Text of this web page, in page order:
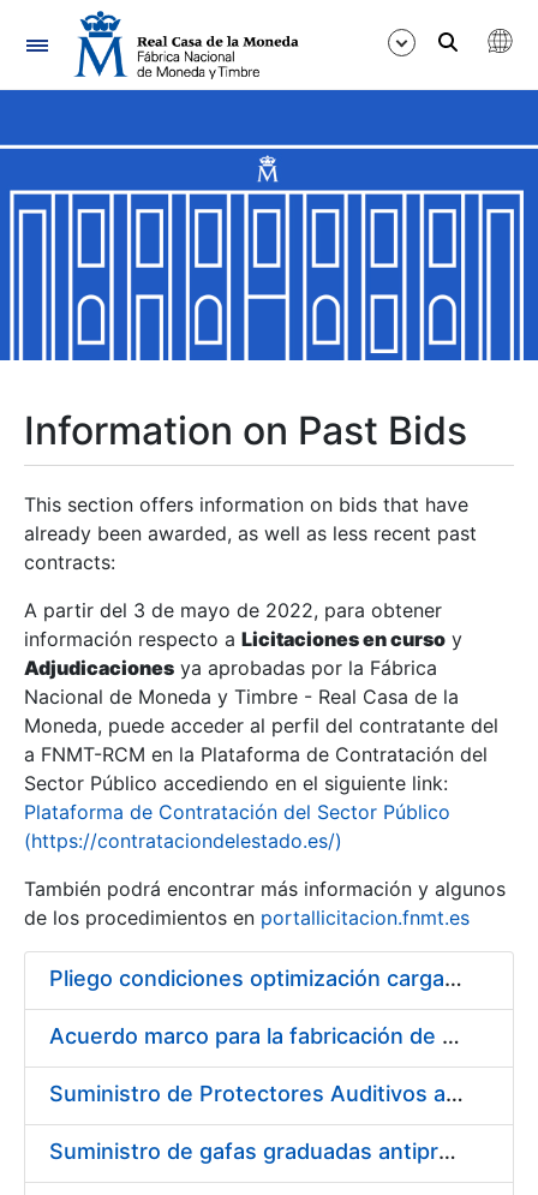
Navigation
Show/Hide
Show/Hide
Show/Hide
Show/Hide
Show/Hide
Show/Hide
Information on Past Bids
This section offers information on bids that have
already been awarded, as well as less recent past
contracts:
A partir del 3 de mayo de 2022, para obtener
información respecto a Licitaciones en curso y
Adjudicaciones ya aprobadas por la Fábrica
Nacional de Moneda y Timbre - Real Casa de la
Moneda, puede acceder al perfil del contratante del
a FNMT-RCM en la Plataforma de Contratación del
Sector Público accediendo en el siguiente link:
Plataforma de Contratación del Sector Público
(https://contrataciondelestado.es/)
También podrá encontrar más información y algunos
de los procedimientos en portallicitacion.fnmt.es
Pliego condiciones optimización cargas compras firmado
Acuerdo marco para la fabricación de piezas
Suministro de Protectores Auditivos a medida para las personas trabajadoras de los Centros de Trabajo de Madrid y Burgos
Suministro de gafas graduadas antiproyecciones para los trabajadores de la FNMT-RCM en los centros de trabajo de Madrid y Burgos